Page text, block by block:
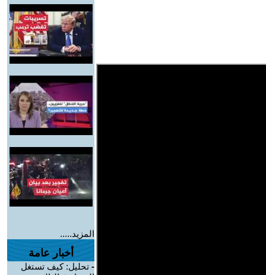
المزيد.....
أخبار عامة
- تحليل: كيف تستغل